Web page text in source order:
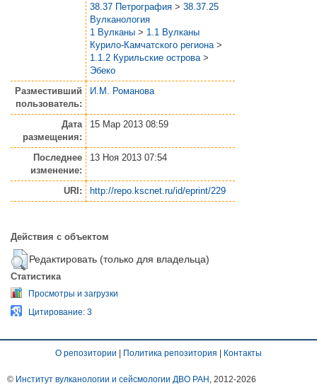
38.37 Петрография > 38.37.25
Вулканология
1 Вулканы > 1.1 Вулканы
Курило-Камчатского региона >
1.1.2 Курильские острова >
Эбеко
Разместивший
пользователь:
И.М. Романова
Дата
размещения:
15 Мар 2013 08:59
Последнее
изменение:
13 Ноя 2013 07:54
URI: http://repo.kscnet.ru/id/eprint/229
Действия с объектом
Редактировать (только для владельца)
Статистика
Просмотры и загрузки
Цитирование: 3
О репозитории | Политика репозитория | Контакты
© Институт вулканологии и сейсмологии ДВО РАН , 2012-2026